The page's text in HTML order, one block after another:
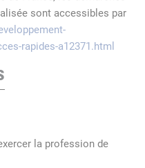
sont accessibles par
rapides-a12371.html
la profession de